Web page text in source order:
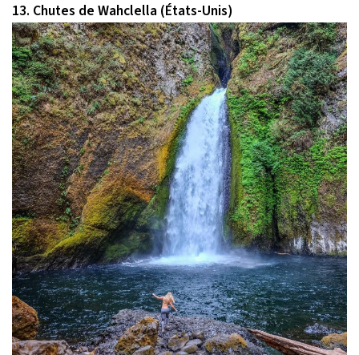
13. Chutes de Wahclella (États-Unis)